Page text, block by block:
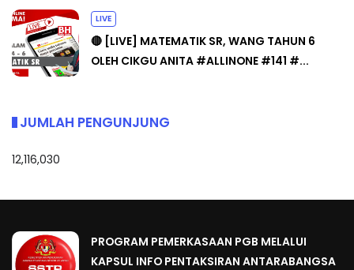
LIVE
🔴 [LIVE] MATEMATIK SR, WANG TAHUN 6
OLEH CIKGU ANITA #ALLINONE #141 #...
JUMLAH PENGUNJUNG
12,116,030
PROGRAM PEMERKASAAN PGB MELALUI
KAPSUL INFO PENTAKSIRAN ANTARABANGSA